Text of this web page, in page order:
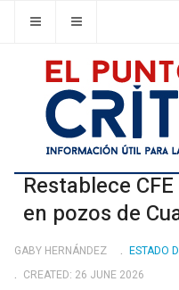
Restablece
en pozos de
GABY HERNÁNDEZ
ESTADO
CREATED: 26 JUNE 2026